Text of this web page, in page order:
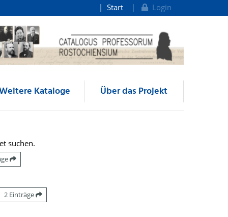
Start Login
Kataloge Über das Projekt
suchen.
2 Einträge